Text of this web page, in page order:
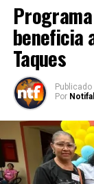
beneficia
Taques
Publicado
Por